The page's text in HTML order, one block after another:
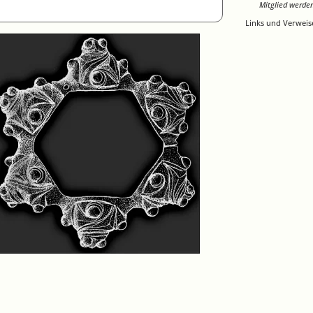
Mitglied
Links und